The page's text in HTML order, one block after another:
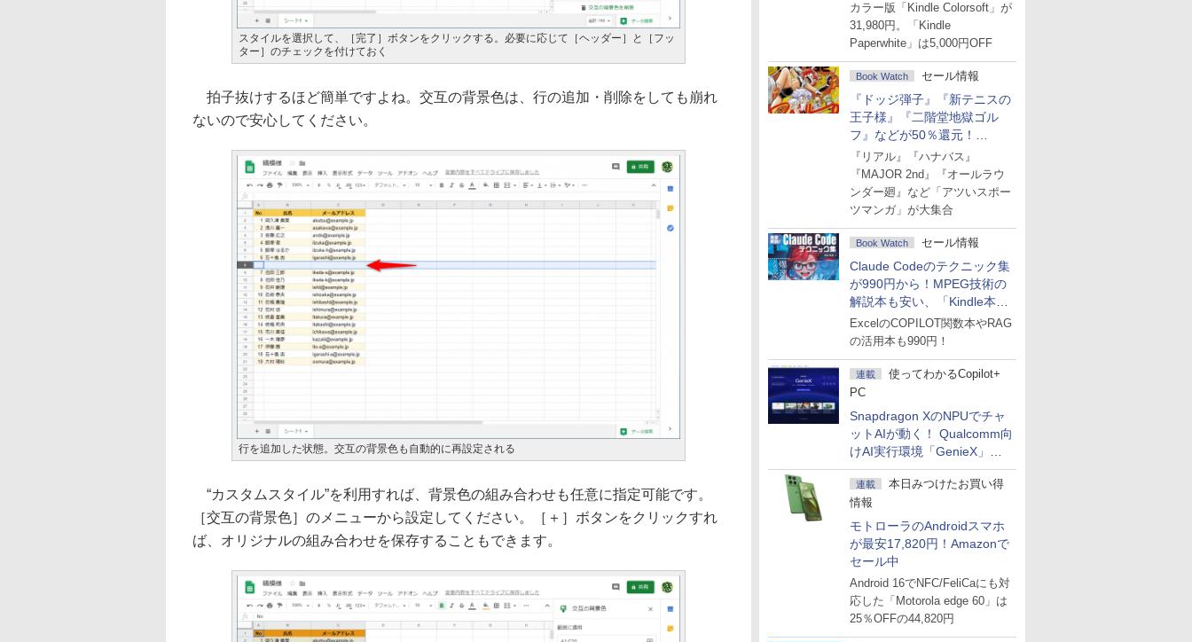
カラー版「Kindle Colorsoft」が
31,980円。「Kindle
Paperwhite」は5,000円OFF
Book Watch セール情報
『ドッジ弾子』『新テニスの
王子様』『二階堂地獄ゴル
フ』などが50％還元！
Amazonマンガ週末セール
『リアル』『ハナバス』
『MAJOR 2nd』『オールラウ
ンダー廻』など「アツいスポー
ツマンガ」が大集合
Book Watch セール情報
Claude Codeのテクニック集
が990円から！MPEG技術の
解説本も安い、「Kindle本サ
マーセール」第2弾開始！
ExcelのCOPILOT関数本やRAG
の活用本も990円！
連載
使ってわかるCopilot+
PC
Snapdragon XのNPUでチャ
ットAIが動く！ Qualcomm向
けAI実行環境「GenieX」を
試してみた
連載
本日みつけたお買い得
情報
モトローラのAndroidスマホ
が最安17,820円！Amazonで
セール中
Android 16でNFC/FeliCaにも対
応した「Motorola edge 60」は
25％OFFの44,820円
スタイルを選択して、［完了］ボタンをクリックする。必要に応じて［ヘッダー］と［フッ
ター］のチェックを付けておく
拍子抜けするほど簡単ですよね。交互の背景色は、行の追加・削除をしても崩れ
ないので安心してください。
行を追加した状態。交互の背景色も自動的に再設定される
“カスタムスタイル”を利用すれば、背景色の組み合わせも任意に指定可能です。
［交互の背景色］のメニューから設定してください。［＋］ボタンをクリックすれ
ば、オリジナルの組み合わせを保存することもできます。